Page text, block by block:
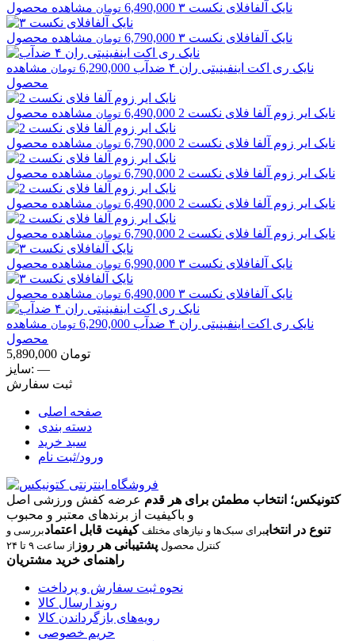
نایک آلفافلای نکست ۳ 6,490,000 تومان مشاهده محصول
نایک آلفافلای نکست ۳ 6,790,000 تومان مشاهده محصول
نایک ری اکت اینفینیتی ران ۴ ضدآب 6,290,000 تومان مشاهده
محصول
نایک ایر زوم آلفا فلای نکست 2 6,490,000 تومان مشاهده محصول
نایک ایر زوم آلفا فلای نکست 2 6,790,000 تومان مشاهده محصول
نایک ایر زوم آلفا فلای نکست 2 6,790,000 تومان مشاهده محصول
نایک ایر زوم آلفا فلای نکست 2 6,490,000 تومان مشاهده محصول
نایک ایر زوم آلفا فلای نکست 2 6,790,000 تومان مشاهده محصول
نایک آلفافلای نکست ۳ 6,990,000 تومان مشاهده محصول
نایک آلفافلای نکست ۳ 6,490,000 تومان مشاهده محصول
نایک ری اکت اینفینیتی ران ۴ ضدآب 6,290,000 تومان مشاهده
محصول
5,890,000 تومان
سایز: —
ثبت سفارش
صفحه اصلی
دسته بندی
سبد خرید
ورود/ثبت نام
کتونیکس؛ انتخاب مطمئن برای هر قدم عرضه کفش ورزشی اصل
و باکیفیت از برندهای معتبر و محبوب
تنوع در انتخاببرای سبک‌ها و نیازهای مختلف کیفیت قابل اعتمادبررسی و
کنترل محصول پشتیبانی هر روز از ساعت ۹ تا ۲۴
راهنمای خرید مشتریان
نحوه ثبت سفارش و پرداخت
روند ارسال کالا
رویه‌های بازگرداندن کالا
حریم خصوصی